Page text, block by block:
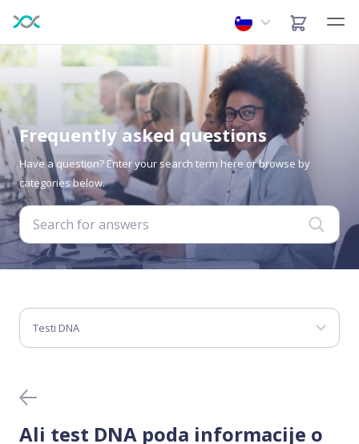
Frequently asked questions
Have a question? Enter your search term here or browse by
categories below.
Testi DNA
Ali test DNA poda informacije o